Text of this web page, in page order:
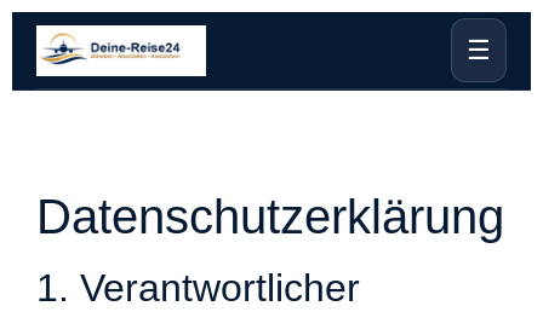
☰
Datenschutzerklärung
1. Verantwortlicher